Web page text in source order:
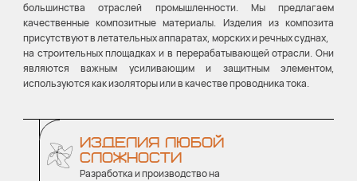
большинства отраслей промышленности. Мы предлагаем
качественные композитные материалы. Изделия из композита
присутствуют в летательных аппаратах, морских и речных суднах,
на строительных площадках и в перерабатывающей отрасли. Они
являются важным усиливающим и защитным элементом,
используются как изоляторы или в качестве проводника тока.
ИЗДЕЛИЯ ЛЮБОЙ
СЛОЖНОСТИ
Разработка и производство на